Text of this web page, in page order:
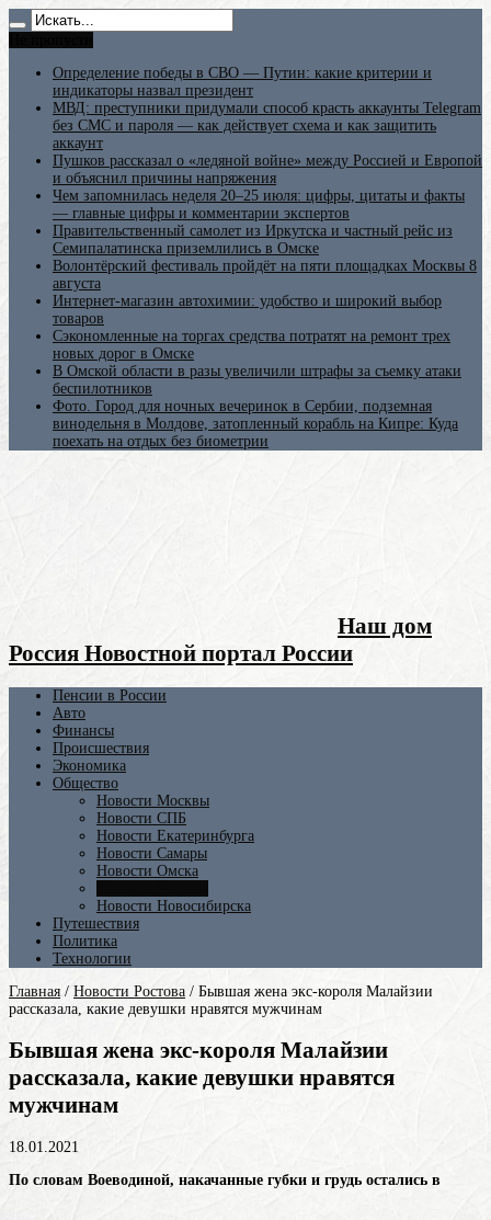
Определение победы в СВО — Путин: какие критерии и
индикаторы назвал президент
МВД: преступники придумали способ красть аккаунты Telegram
без СМС и пароля — как действует схема и как защитить
аккаунт
Пушков рассказал о «ледяной войне» между Россией и Европой
и объяснил причины напряжения
Чем запомнилась неделя 20–25 июля: цифры, цитаты и факты
— главные цифры и комментарии экспертов
Правительственный самолет из Иркутска и частный рейс из
Семипалатинска приземлились в Омске
Волонтёрский фестиваль пройдёт на пяти площадках Москвы 8
августа
Интернет-магазин автохимии: удобство и широкий выбор
товаров
Сэкономленные на торгах средства потратят на ремонт трех
новых дорог в Омске
В Омской области в разы увеличили штрафы за съемку атаки
беспилотников
Фото. Город для ночных вечеринок в Сербии, подземная
винодельня в Молдове, затопленный корабль на Кипре: Куда
поехать на отдых без биометрии
Наш дом
Россия Новостной портал России
Пенсии в России
Авто
Финансы
Происшествия
Экономика
Общество
Новости Москвы
Новости СПБ
Новости Екатеринбурга
Новости Самары
Новости Омска
Новости Новосибирска
Путешествия
Политика
Технологии
Главная / Новости Ростова / Бывшая жена экс-короля Малайзии
рассказала, какие девушки нравятся мужчинам
Бывшая жена экс-короля Малайзии
рассказала, какие девушки нравятся
мужчинам
18.01.2021
По словам Воеводиной, накачанные губки и грудь остались в